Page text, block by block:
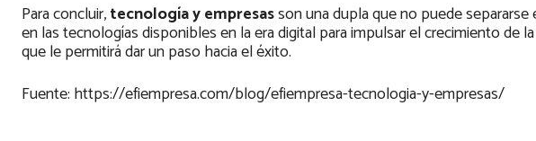
Para concluir,tecnología y empresasson una dupla que no puede
en las tecnologías disponibles en la era digital para impulsar el crecimiento de
que le permitirá dar un paso hacia el éxito.
Fuente: https://efiempresa.com/blog/efiempresa-tecnologia-y-empresas/